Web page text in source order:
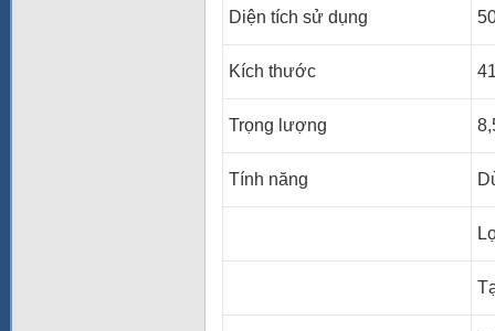
Diện tích sử dụng
Kích thước
Trọng lượng
Tính năng